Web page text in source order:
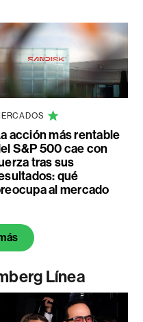
acción más rentable
S&P 500 cae con
tras sus
qué
al mercado
Línea